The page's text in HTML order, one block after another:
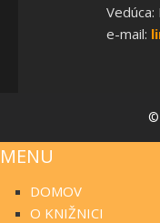
Vedúca:
e-mail:
©
MENU
DOMOV
O KNIŽNICI